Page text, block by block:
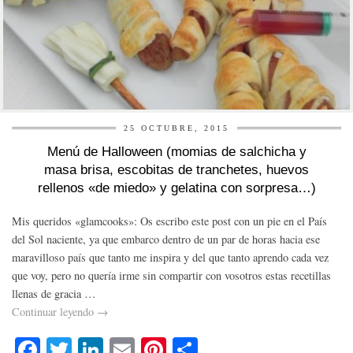
25 OCTUBRE, 2015
Menú de Halloween (momias de salchicha y
masa brisa, escobitas de tranchetes, huevos
rellenos «de miedo» y gelatina con sorpresa…)
Mis queridos «glamcooks»: Os escribo este post con un pie en el País
del Sol naciente, ya que embarco dentro de un par de horas hacia ese
maravilloso país que tanto me inspira y del que tanto aprendo cada vez
que voy, pero no quería irme sin compartir con vosotros estas recetillas
llenas de gracia …
Continuar leyendo →